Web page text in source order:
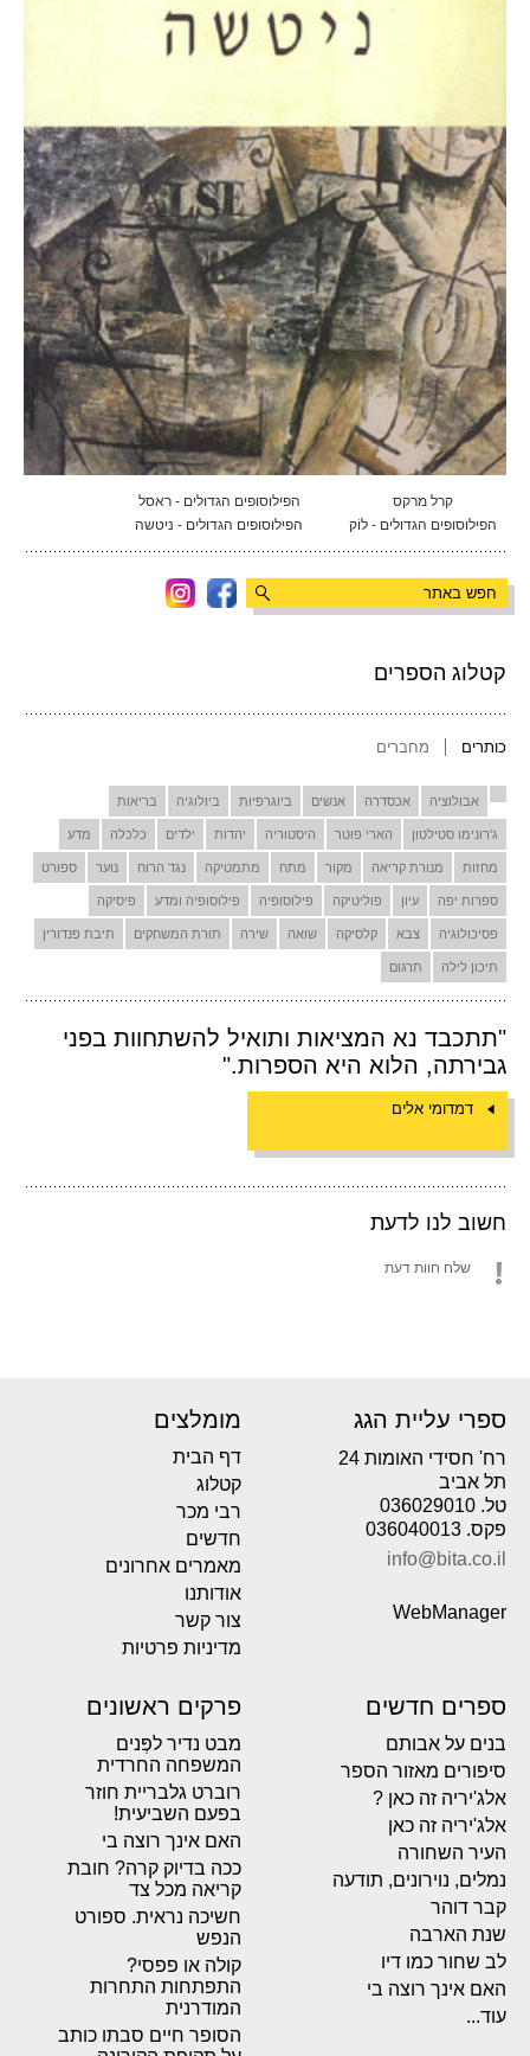
קטלוג הספרים
כותרים מחברים
אבולוציה אכסדרה אנשים ביוגרפיות ביולוגיה בריאות
ג'רונימו סטילטון הארי פוטר היסטוריה יהדות ילדים כלכלה מדע
מחזות מנורת קריאה מקור מתח מתמטיקה נגד הרוח נוער ספורט
ספרות יפה עיון פוליטיקה פילוסופיה פילוסופיה ומדע פיסיקה
פסיכולוגיה צבא קלסיקה שואה שירה תורת המשחקים תיבת פנדורין
תיכון לילה תרגום
"תתכבד נא המציאות ותואיל להשתחוות בפני
גבירתה, הלוא היא הספרות."
דמדומי אלים
חשוב לנו לדעת
שלח חוות דעת
קרל מרקס
הפילוסופים הגדולים - ראסל
הפילוסופים הגדולים - לוֹק
הפילוסופים הגדולים - ניטשה
ספרי עליית הגג
רח' חסידי האומות 24
תל אביב
טל. 036029010
פקס. 036040013
info@bita.co.il
WebManager
מומלצים
דף הבית
קטלוג
רבי מכר
חדשים
מאמרים אחרונים
אודותנו
צור קשר
מדיניות פרטיות
ספרים חדשים
בנים על אבותם
סיפורים מאזור הספר
אלג'יריה זה כאן ?
אלג'יריה זה כאן
העיר השחורה
נמלים, נוירונים, תודעה
קבר דוהר
שנת הארבה
לב שחור כמו דיו
האם אינך רוצה בי
עוד...
פרקים ראשונים
מבט נדיר לפְּנים
המשפחה החרדית
רוברט גלבריית חוזר
בפעם השביעית!
האם אינך רוצה בי
ככה בדיוק קרה? חובת
קריאה מכל צד
חשיכה נראית. ספורט
הנפש
קולה או פפסי?
התפתחות התחרות
המודרנית
הסופר חיים סבתו כותב